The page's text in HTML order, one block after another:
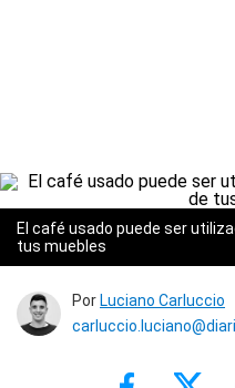
El café usado puede ser
tus muebles
Por Luciano Carluccio